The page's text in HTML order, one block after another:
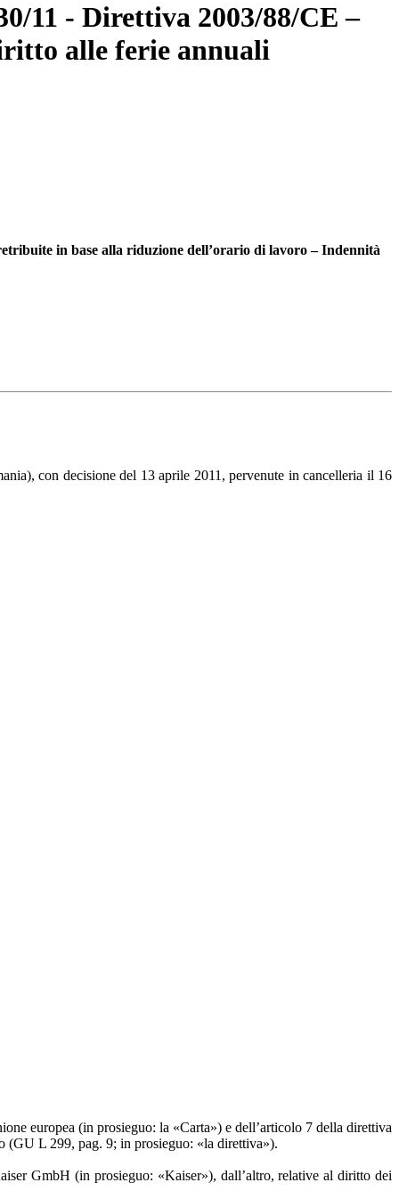
11 - Direttiva 2003/88/CE –
alle ferie annuali
in base alla riduzione dell’orario di lavoro – Indennità
con decisione del 13 aprile 2011, pervenute in cancelleria il 16
europea (in prosieguo: la «Carta») e dell’articolo 7 della direttiva
(GU L 299, pag. 9; in prosieguo: «la direttiva»).
GmbH (in prosieguo: «Kaiser»), dall’altro, relative al diritto dei